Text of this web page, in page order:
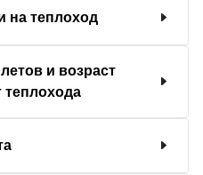
на теплоход
и возраст
теплохода